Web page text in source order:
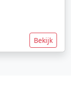
Bekijk